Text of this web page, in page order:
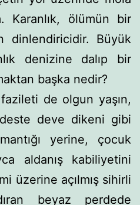
Karanlık, ölümün bir
dinlendi­ricidir. Büyük
denizine dalıp bir
başka nedir?
de olgun yaşın,
deve dikeni gibi
yeri­ne, çocuk
aldanış kabiliyetini
üzerine açılmış sihirli
beyaz perdede